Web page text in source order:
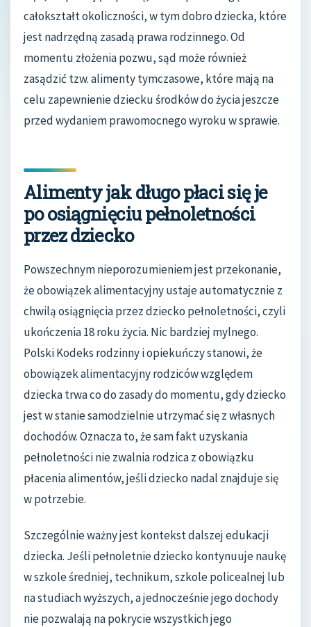
całokształt okoliczności, w tym dobro dziecka, które
jest nadrzędną zasadą prawa rodzinnego. Od
momentu złożenia pozwu, sąd może również
zasądzić tzw. alimenty tymczasowe, które mają na
celu zapewnienie dziecku środków do życia jeszcze
przed wydaniem prawomocnego wyroku w sprawie.
Alimenty jak długo płaci się je
po osiągnięciu pełnoletności
przez dziecko
Powszechnym nieporozumieniem jest przekonanie,
że obowiązek alimentacyjny ustaje automatycznie z
chwilą osiągnięcia przez dziecko pełnoletności, czyli
ukończenia 18 roku życia. Nic bardziej mylnego.
Polski Kodeks rodzinny i opiekuńczy stanowi, że
obowiązek alimentacyjny rodziców względem
dziecka trwa co do zasady do momentu, gdy dziecko
jest w stanie samodzielnie utrzymać się z własnych
dochodów. Oznacza to, że sam fakt uzyskania
pełnoletności nie zwalnia rodzica z obowiązku
płacenia alimentów, jeśli dziecko nadal znajduje się
w potrzebie.
Szczególnie ważny jest kontekst dalszej edukacji
dziecka. Jeśli pełnoletnie dziecko kontynuuje naukę
w szkole średniej, technikum, szkole policealnej lub
na studiach wyższych, a jednocześnie jego dochody
nie pozwalają na pokrycie wszystkich jego